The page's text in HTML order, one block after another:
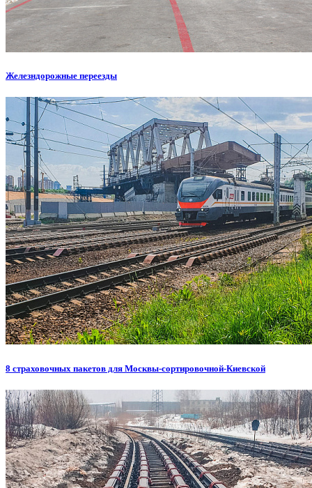
Железндорожные переезды
8 страховочных пакетов для Москвы-сортировочной-Киевской